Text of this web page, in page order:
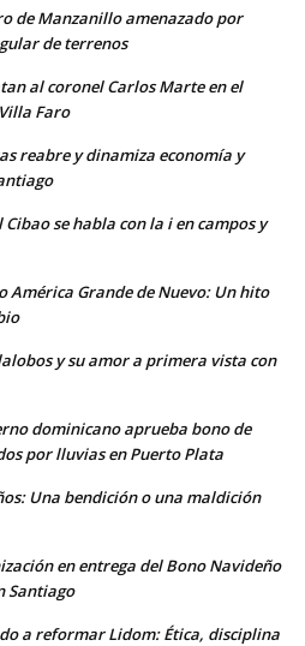
de Manzanillo amenazado por
de terrenos
al coronel Carlos Marte en el
Faro
reabre y dinamiza economía y
se habla con la i en campos y
América Grande de Nuevo: Un hito
y su amor a primera vista con
dominicano aprueba bono de
por lluvias en Puerto Plata
Una bendición o una maldición
en entrega del Bono Navideño
Santiago
a reformar Lidom: Ética, disciplina